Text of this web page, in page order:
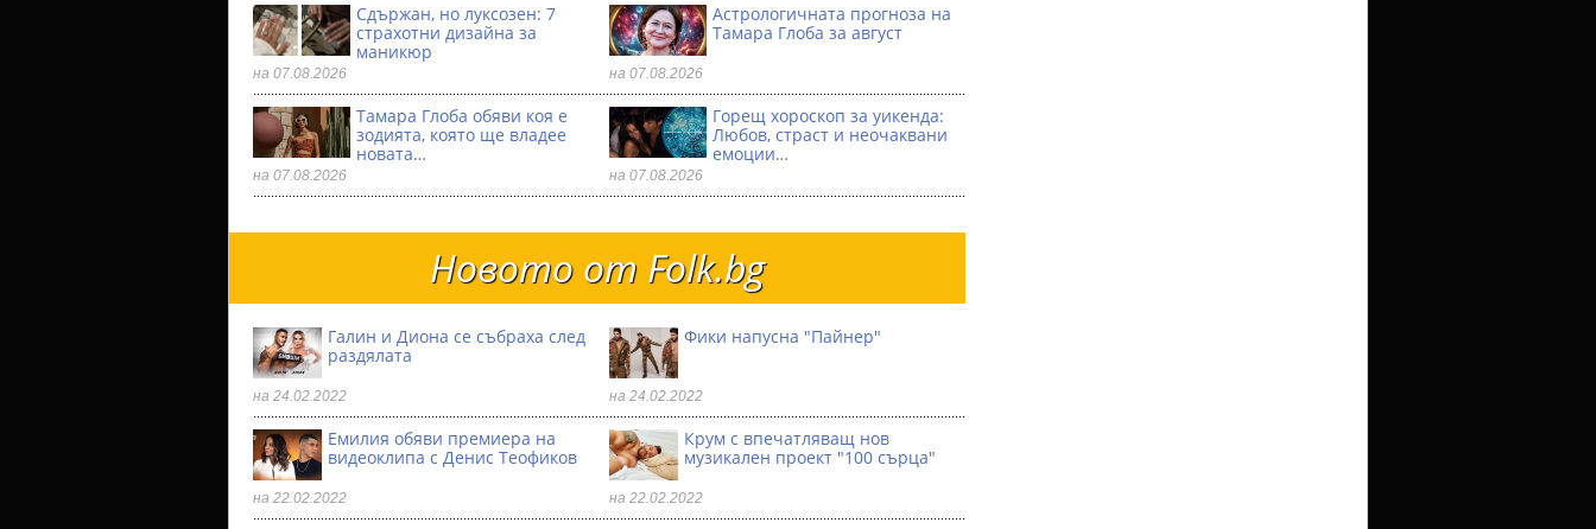
Сдържан, но луксозен: 7
страхотни дизайна за
маникюр
на 07.08.2026
Астрологичната прогноза на
Тамара Глоба за август
на 07.08.2026
Тамара Глоба обяви коя е
зодията, която ще владее
новата…
на 07.08.2026
Горещ хороскоп за уикенда:
Любов, страст и неочаквани
емоции…
на 07.08.2026
Новото от Folk.bg
Галин и Диона се събраха след
раздялата
на 24.02.2022
Фики напусна "Пайнер"
на 24.02.2022
Емилия обяви премиера на
видеоклипа с Денис Теофиков
на 22.02.2022
Крум с впечатляващ нов
музикален проект "100 сърца"
на 22.02.2022